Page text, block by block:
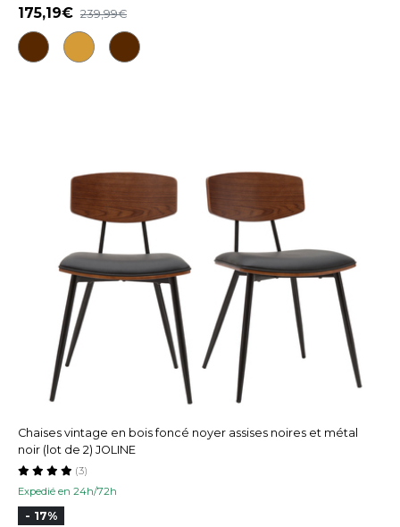
175,19 239,99
Chaises vintage en bois foncé noyer assises noires et métal
noir (lot de 2) JOLINE
Expedié en 24h/72h
(3)
- 17%